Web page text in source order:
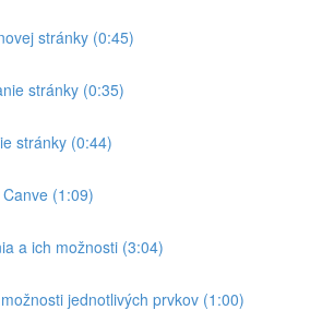
stránky (0:45)
stránky (0:35)
stránky (0:44)
(1:09)
a ich možnosti (3:04)
jednotlivých prvkov (1:00)